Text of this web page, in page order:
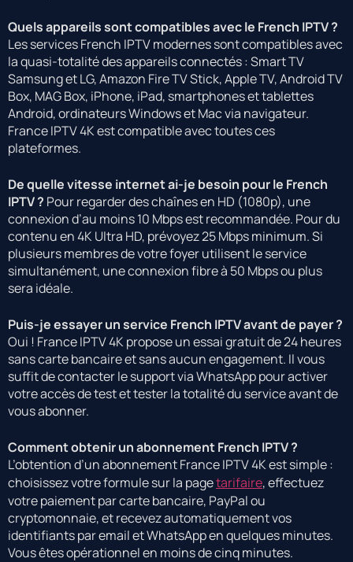
Quels appareils sont compatibles avec le French IPTV ?
Les services French IPTV modernes sont compatibles avec
la quasi-totalité des appareils connectés : Smart TV
Samsung et LG, Amazon Fire TV Stick, Apple TV, Android TV
Box, MAG Box, iPhone, iPad, smartphones et tablettes
Android, ordinateurs Windows et Mac via navigateur.
France IPTV 4K est compatible avec toutes ces
plateformes.
De quelle vitesse internet ai-je besoin pour le French
IPTV ? Pour regarder des chaînes en HD (1080p), une
connexion d’au moins 10 Mbps est recommandée. Pour du
contenu en 4K Ultra HD, prévoyez 25 Mbps minimum. Si
plusieurs membres de votre foyer utilisent le service
simultanément, une connexion fibre à 50 Mbps ou plus
sera idéale.
Puis-je essayer un service French IPTV avant de payer ?
Oui ! France IPTV 4K propose un essai gratuit de 24 heures
sans carte bancaire et sans aucun engagement. Il vous
suffit de contacter le support via WhatsApp pour activer
votre accès de test et tester la totalité du service avant de
vous abonner.
Comment obtenir un abonnement French IPTV ?
L’obtention d’un abonnement France IPTV 4K est simple :
choisissez votre formule sur la pagetarifaire, effectuez
votre paiement par carte bancaire, PayPal ou
cryptomonnaie, et recevez automatiquement vos
identifiants par email et WhatsApp en quelques minutes.
Vous êtes opérationnel en moins de cinq minutes.